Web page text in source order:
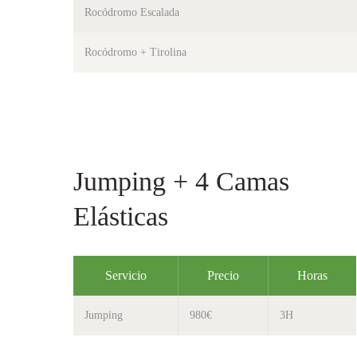
Rocódromo Escalada
Rocódromo + Tirolina
Jumping + 4 Camas
Elásticas
Servicio Precio Horas
Jumping 980€ 3H